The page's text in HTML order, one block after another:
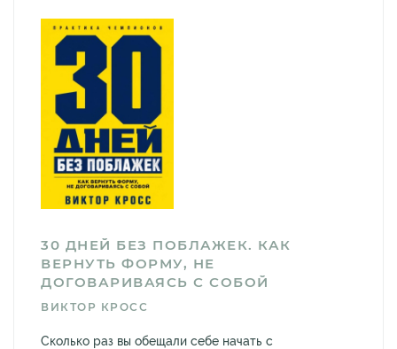
30 ДНЕЙ БЕЗ ПОБЛАЖЕК. КАК
ВЕРНУТЬ ФОРМУ, НЕ
ДОГОВАРИВАЯСЬ С СОБОЙ
ВИКТОР КРОСС
Сколько раз вы обещали себе начать с